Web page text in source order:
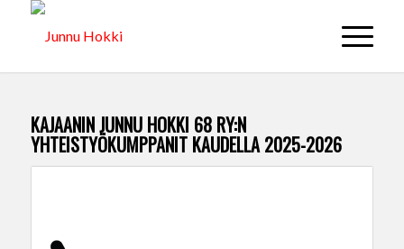
KAJAANIN JUNNU HOKKI 68 RY:N
YHTEISTYÖKUMPPANIT KAUDELLA 2025-2026